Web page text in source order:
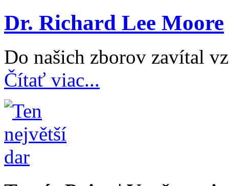
Dr. Richard Lee Moore
Do našich zborov zavítal
Čítať viac...